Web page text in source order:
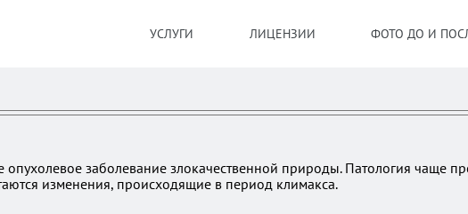
УСЛУГИ ЛИЦЕНЗИИ ФОТО ДО И
заболевание злокачественной природы. Патология чаще
изменения, происходящие в период климакса.